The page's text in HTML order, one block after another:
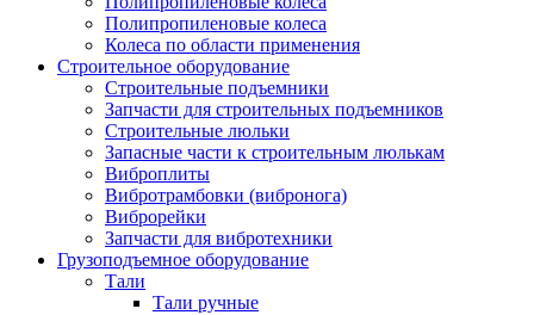
Полипропиленовые колеса
Колеса по области применения
Строительное оборудование
Строительные подъемники
Запчасти для строительных подъемников
Строительные люльки
Запасные части к строительным люлькам
Виброплиты
Вибротрамбовки (вибронога)
Виброрейки
Запчасти для вибротехники
Грузоподъемное оборудование
Тали
Тали ручные